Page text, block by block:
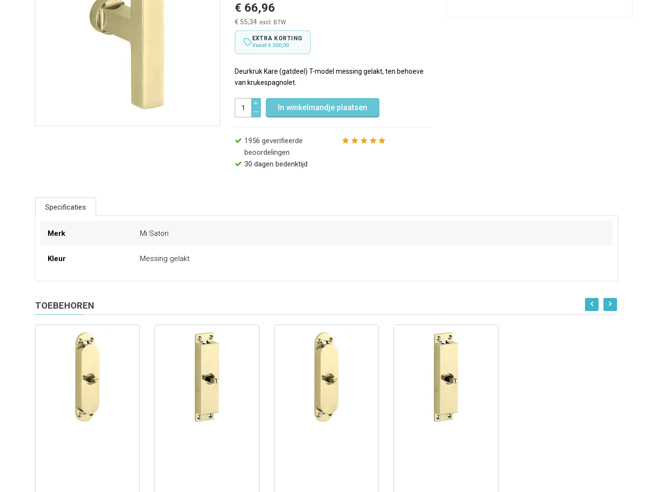
€ 66,96
€ 55,34
EXTRA KORTING
Vanaf € 300,00
Deurkruk Kare (gatdeel) T-model messing gelakt, ten behoeve
van krukespagnolet.
In winkelmandje plaatsen
1956 geverifieerde
beoordelingen
30 dagen bedenktijd
Specificaties
informatie
Merk Mi Satori
Kleur Messing gelakt
TOEBEHOREN